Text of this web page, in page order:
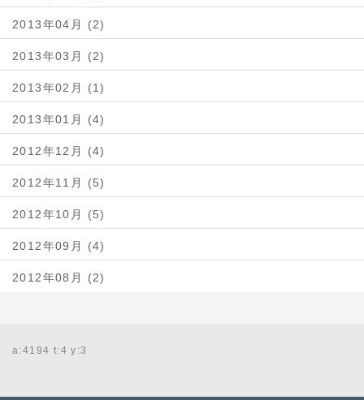
2013年04月 (2)
2013年03月 (2)
2013年02月 (1)
2013年01月 (4)
2012年12月 (4)
2012年11月 (5)
2012年10月 (5)
2012年09月 (4)
2012年08月 (2)
a:4194 t:4 y:3